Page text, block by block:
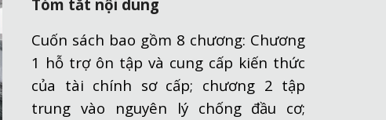
Tóm tắt nội dung
Cuốn sách bao gồm 8 chương: Chương
1 hỗ trợ ôn tập và cung cấp kiến thức
của tài chính sơ cấp; chương 2 tập
trung vào nguyên lý chống đầu cơ;